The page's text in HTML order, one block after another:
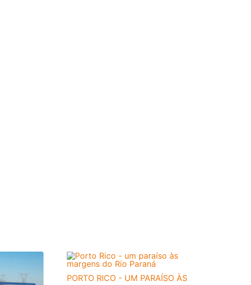
PORTO RICO - UM PARAÍSO ÀS